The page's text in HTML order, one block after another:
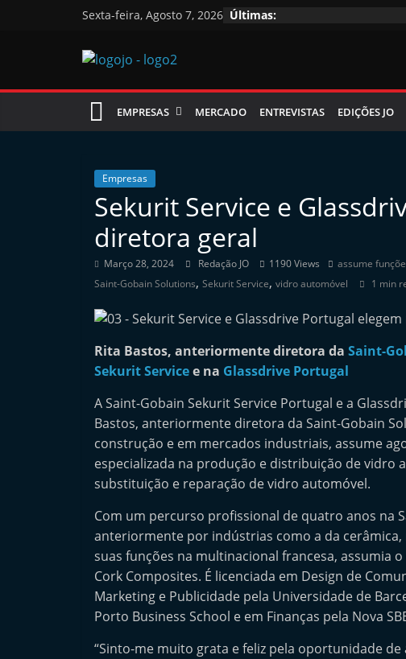
Sexta-feira, Agosto 7, 2026 Últimas:
Jornal
das
Oficinas
EMPRESAS MERCADO ENTREVISTAS EDIÇÕES JO
Empresas
Sekurit Service e
diretora geral
Março 28, 2024 Redação JO 1190 Views assume
Saint-Gobain Solutions, Sekurit Service, vidro automóvel 1 min
Rita Bastos, anteriormente diretora da Saint-
Sekurit Servicee na Glassdrive Portugal
A Saint-Gobain Sekurit Service Portugal e a
Bastos, anteriormente diretora da Saint-Gobain
construção e em mercados industriais, assume
especializada na produção e distribuição de vidro
substituição e reparação de vidro automóvel.
Com um percurso profissional de quatro anos na
anteriormente por indústrias como a da
suas funções na multinacional francesa, assumia
Cork Composites. É licenciada em Design de
Marketing e Publicidade pela Universidade de
Porto Business School e em Finanças pela Nova
“Sinto-me muito grata e feliz pela oportunidade